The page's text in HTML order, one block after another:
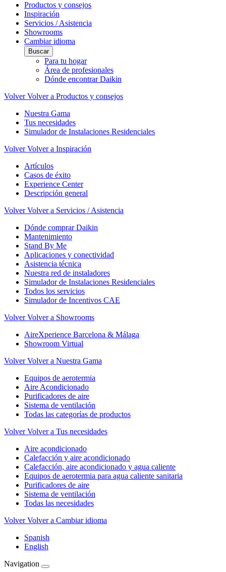
Productos y consejos
Inspiración
Servicios / Asistencia
Showrooms
Cambiar idioma
Buscar
Para tu hogar
Área de profesionales
Dónde encontrar Daikin
Volver Volver a Productos y consejos
Nuestra Gama
Tus necesidades
Simulador de Instalaciones Residenciales
Volver Volver a Inspiración
Artículos
Casos de éxito
Experience Center
Descripción general
Volver Volver a Servicios / Asistencia
Dónde comprar Daikin
Mantenimiento
Stand By Me
Aplicaciones y conectividad
Asistencia técnica
Nuestra red de instaladores
Simulador de Instalaciones Residenciales
Todos los servicios
Simulador de Incentivos CAE
Volver Volver a Showrooms
AireXperience Barcelona & Málaga
Showroom Virtual
Volver Volver a Nuestra Gama
Equipos de aerotermia
Aire Acondicionado
Purificadores de aire
Sistema de ventilación
Todas las categorías de productos
Volver Volver a Tus necesidades
Aire acondicionado
Calefacción y aire acondicionado
Calefacción, aire acondicionado y agua caliente
Equipos de aerotermia para agua caliente sanitaria
Purificadores de aire
Sistema de ventilación
Todas las necesidades
Volver Volver a Cambiar idioma
Spanish
English
Navigation